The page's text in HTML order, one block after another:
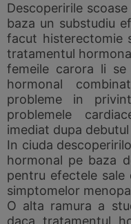
Descoperirile
baza un substudiu
facut histerectomie
tratamentul
femeile carora li se
hormonal
probleme in
problemele
imediat dupa
In ciuda
hormonal pe baza
pentru efectele
simptomelor
O alta ramura a
daca tratamentul